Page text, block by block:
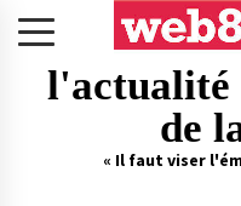
l'actualité
de
« Il faut viser